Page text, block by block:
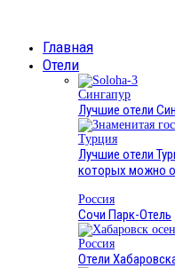
Главная
Отели
Сингапур
Лучшие отели
Турция
Лучшие отели
которых можно
Россия
Сочи Парк-Отель
Россия
Отели